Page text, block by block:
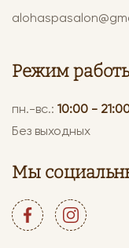
Режим
пн.-вс.: 10:00 -
Без выходных
Мы